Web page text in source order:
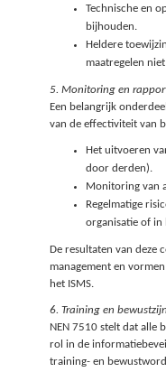
Technische en
bijhouden.
Heldere
maatregelen
5. Monitoring en
Een belangrijk
van de effectiviteit van
Het uitvoeren
door derden).
Monitoring van
Regelmatige
organisatie of in
De resultaten van deze
management en
het ISMS.
6. Training en bewustzijn
NEN 7510 stelt dat alle
rol in de
training- en